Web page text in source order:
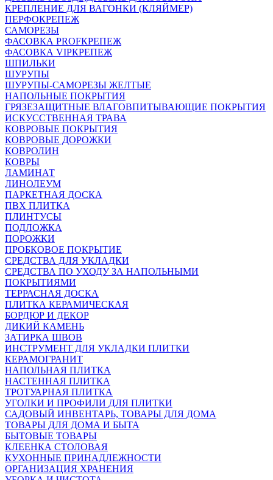
КРЕПЛЕНИЕ ДЛЯ ВАГОНКИ (КЛЯЙМЕР)
ПЕРФОКРЕПЕЖ
САМОРЕЗЫ
ФАСОВКА PROFКРЕПЕЖ
ФАСОВКА VIPКРЕПЕЖ
ШПИЛЬКИ
ШУРУПЫ
ШУРУПЫ-САМОРЕЗЫ ЖЕЛТЫЕ
НАПОЛЬНЫЕ ПОКРЫТИЯ
ГРЯЗЕЗАЩИТНЫЕ ВЛАГОВПИТЫВАЮЩИЕ ПОКРЫТИЯ
ИСКУССТВЕННАЯ ТРАВА
КОВРОВЫЕ ПОКРЫТИЯ
КОВРОВЫЕ ДОРОЖКИ
КОВРОЛИН
КОВРЫ
ЛАМИНАТ
ЛИНОЛЕУМ
ПАРКЕТНАЯ ДОСКА
ПВХ ПЛИТКА
ПЛИНТУСЫ
ПОДЛОЖКА
ПОРОЖКИ
ПРОБКОВОЕ ПОКРЫТИЕ
СРЕДСТВА ДЛЯ УКЛАДКИ
СРЕДСТВА ПО УХОДУ ЗА НАПОЛЬНЫМИ
ПОКРЫТИЯМИ
ТЕРРАСНАЯ ДОСКА
ПЛИТКА КЕРАМИЧЕСКАЯ
БОРДЮР И ДЕКОР
ДИКИЙ КАМЕНЬ
ЗАТИРКА ШВОВ
ИНСТРУМЕНТ ДЛЯ УКЛАДКИ ПЛИТКИ
КЕРАМОГРАНИТ
НАПОЛЬНАЯ ПЛИТКА
НАСТЕННАЯ ПЛИТКА
ТРОТУАРНАЯ ПЛИТКА
УГОЛКИ И ПРОФИЛИ ДЛЯ ПЛИТКИ
САДОВЫЙ ИНВЕНТАРЬ, ТОВАРЫ ДЛЯ ДОМА
ТОВАРЫ ДЛЯ ДОМА И БЫТА
БЫТОВЫЕ ТОВАРЫ
КЛЕЕНКА СТОЛОВАЯ
КУХОННЫЕ ПРИНАДЛЕЖНОСТИ
ОРГАНИЗАЦИЯ ХРАНЕНИЯ